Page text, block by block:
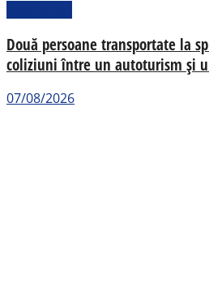
Două persoane transportate la
coliziuni între un autoturism și
07/08/2026